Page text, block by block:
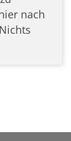
nach